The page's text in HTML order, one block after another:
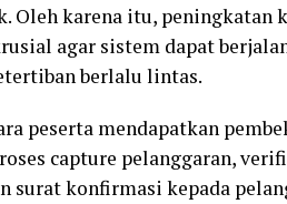
Oleh karena itu, peningkatan
agar sistem dapat
berlalu lintas.
peserta mendapatkan
capture pelanggaran,
surat konfirmasi kepada